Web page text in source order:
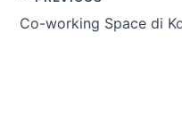
Co-working Space di